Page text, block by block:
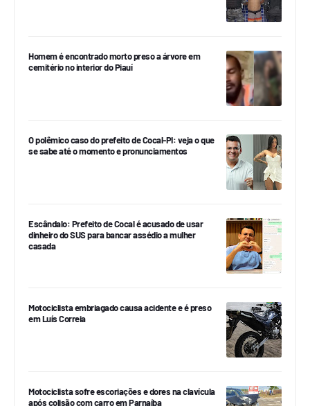
Homem é encontrado morto preso a árvore em
cemitério no interior do Piauí
O polêmico caso do prefeito de Cocal-PI: veja o que
se sabe até o momento e pronunciamentos
Escândalo: Prefeito de Cocal é acusado de usar
dinheiro do SUS para bancar assédio a mulher
casada
Motociclista embriagado causa acidente e é preso
em Luís Correia
Motociclista sofre escoriações e dores na clavícula
após colisão com carro em Parnaíba